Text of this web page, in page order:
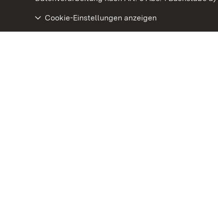
Cookie-Einstellungen anzeigen